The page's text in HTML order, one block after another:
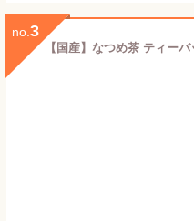
no. 3